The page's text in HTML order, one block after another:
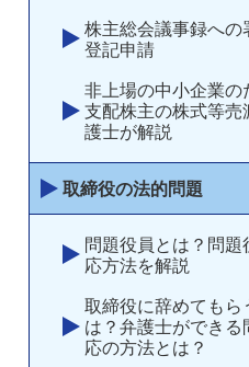
株主総会議事録への
登記申請
非上場の中小企業の
支配株主の株式等売
護士が解説
取締役の法的問題
問題役員とは？問題
応方法を解説
取締役に辞めてもら
は？弁護士ができる
応の方法とは？